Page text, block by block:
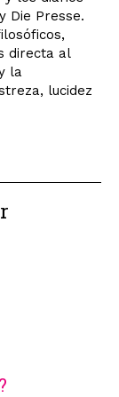
Die Presse.
directa al
la
lucidez